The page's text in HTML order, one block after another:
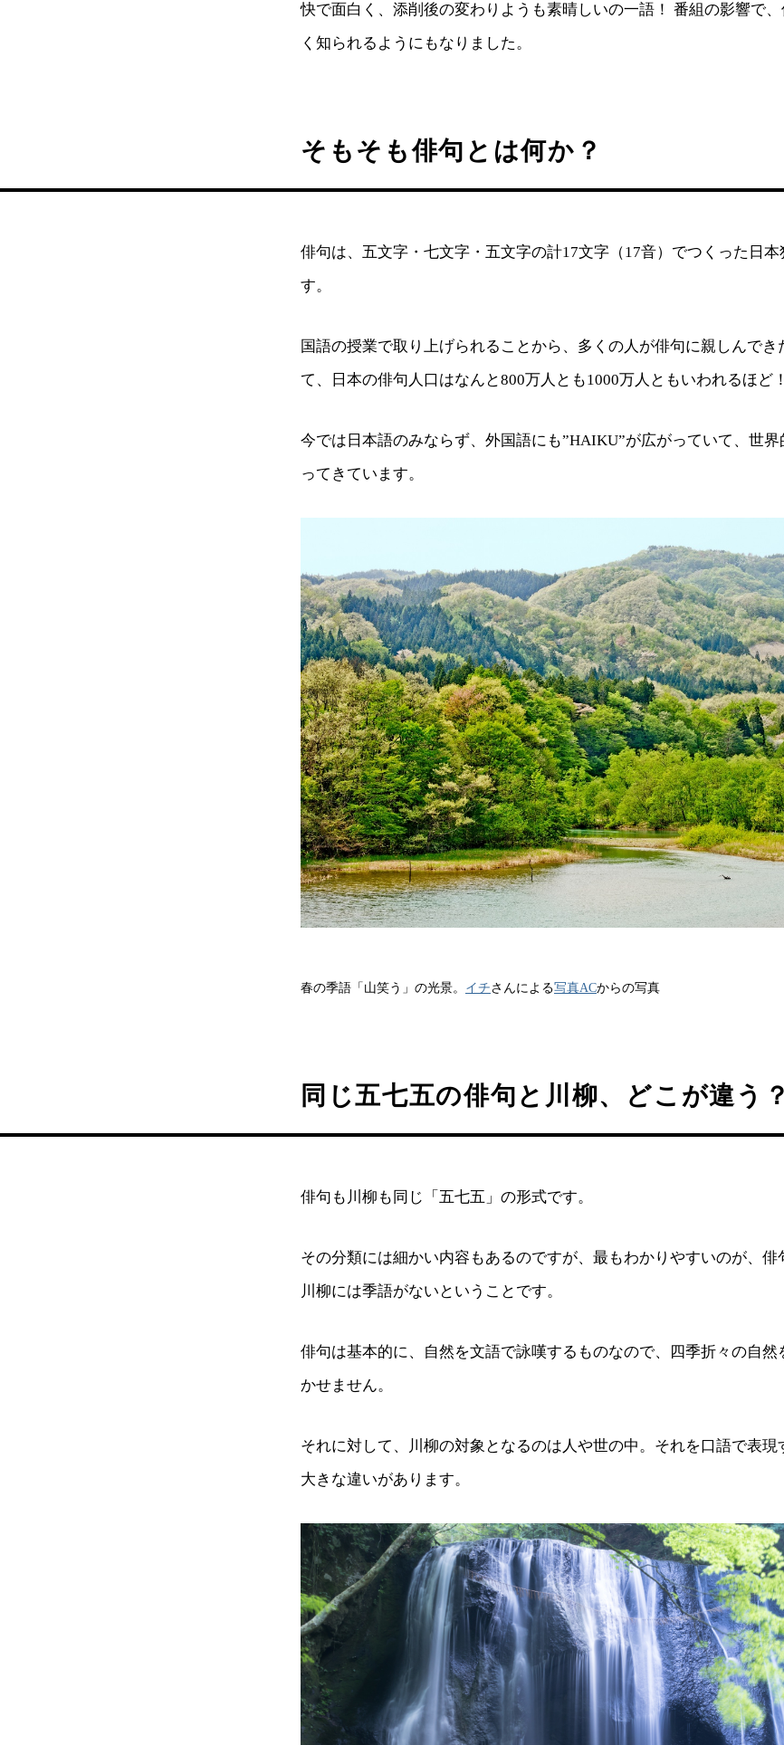
快で面白く、添削後の変わりようも素晴しいの一語！ 番組の影響で
く知られるようにもなりました。
そもそも俳句とは何か？
俳句は、五文字・七文字・五文字の計17文字（17音）でつくった日
す。
国語の授業で取り上げられることから、多くの人が俳句に親しんでき
て、日本の俳句人口はなんと800万人とも1000万人ともいわれるほど！
今では日本語のみならず、外国語にも”HAIKU”が広がっていて、世
ってきています。
春の季語「山笑う」の光景。 イチさんによる写真ACからの写真
同じ五七五の俳句と川柳、どこが違う？
俳句も川柳も同じ「五七五」の形式です。
その分類には細かい内容もあるのですが、最もわかりやすいのが、俳
川柳には季語がないということです。
俳句は基本的に、自然を文語で詠嘆するものなので、四季折々の自然
かせません。
それに対して、川柳の対象となるのは人や世の中。それを口語で表現
大きな違いがあります。